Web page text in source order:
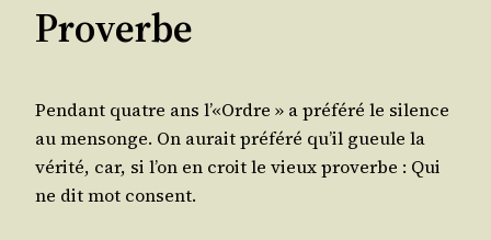
Proverbe
Pen­dant quatre ans l’«Ordre » a pré­fé­ré le silence
au men­songe. On aurait pré­fé­ré qu’il gueule la
véri­té, car, si l’on en croit le vieux pro­verbe : Qui
ne dit mot consent.